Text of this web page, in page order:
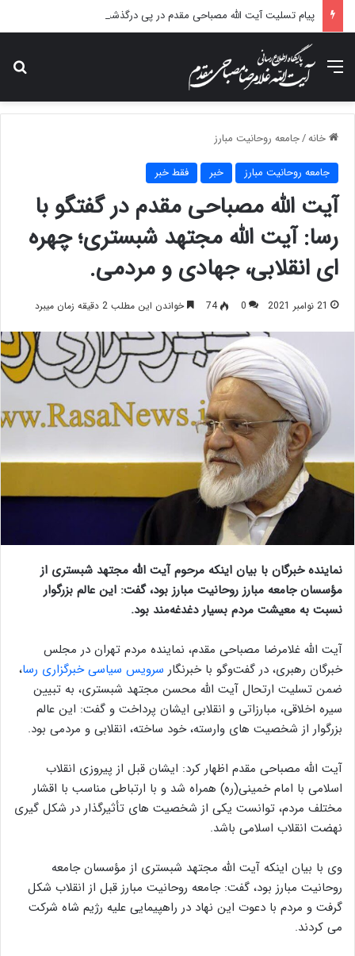
منو
خانه/جامعه روحانیت مبارز
جامعه روحانیت مبارز خبر فقط خبر
آیت الله مصباحی مقدم در گفتگو با
رسا: آیت الله مجتهد شبستری؛ چهره
ای انقلابی، جهادی و مردمی.
21 نوامبر 2021 0
74 خواندن این مطلب 2 دقیقه زمان میبرد
نماینده خبرگان با بیان اینکه مرحوم آیت الله مجتهد شبستری از
مؤسسان جامعه مبارز روحانیت مبارز بود، گفت: این عالم بزرگوار
نسبت به معیشت مردم بسیار دغدغه‌مند بود.
آیت الله غلامرضا مصباحی مقدم، نماینده مردم تهران در مجلس
خبرگان رهبری، در گفت‌وگو با خبرنگار سرویس سیاسی خبرگزاری رسا،
ضمن تسلیت ارتحال آیت الله محسن مجتهد شبستری، به تبیین
سیره اخلاقی، مبارزاتی و انقلابی ایشان پرداخت و گفت: این عالم
بزرگوار از شخصیت های وارسته، خود ساخته، انقلابی و مردمی بود.
آیت الله مصباحی مقدم اظهار کرد: ایشان قبل از پیروزی انقلاب
اسلامی با امام خمینی(ره) همراه شد و با ارتباطی مناسب با اقشار
مختلف مردم، توانست یکی از شخصیت های تأثیرگذار در شکل گیری
نهضت انقلاب اسلامی باشد.
وی با بیان اینکه آیت الله مجتهد شبستری از مؤسسان جامعه
روحانیت مبارز بود، گفت: جامعه روحانیت مبارز قبل از انقلاب شکل
گرفت و مردم با دعوت این نهاد در راهپیمایی علیه رژیم شاه شرکت
می کردند.